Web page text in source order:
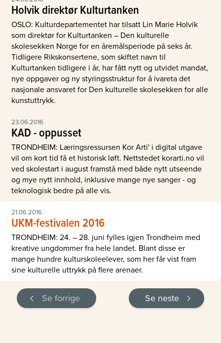
Holvik direktør Kulturtanken
OSLO: Kulturdepartementet har tilsatt Lin Marie Holvik
som direktør for Kulturtanken – Den kulturelle
skolesekken Norge for en åremålsperiode på seks år.
Tidligere Rikskonsertene, som skiftet navn til
Kulturtanken tidligere i år, har fått nytt og utvidet mandat,
nye oppgaver og ny styringsstruktur for å ivareta det
nasjonale ansvaret for Den kulturelle skolesekken for alle
kunstuttrykk.
23.06.2016
KAD - oppusset
TRONDHEIM: Læringsressursen Kor Arti' i digital utgave
vil om kort tid få et historisk løft. Nettstedet korarti.no vil
ved skolestart i august framstå med både nytt utseende
og mye nytt innhold, inklusive mange nye sanger - og
teknologisk bedre på alle vis.
21.06.2016
UKM-festivalen 2016
TRONDHEIM: 24. – 28. juni fylles igjen Trondheim med
kreative ungdommer fra hele landet. Blant disse er
mange hundre kulturskoleelever, som her får vist fram
sine kulturelle uttrykk på flere arenaer.
Se forrige Se neste